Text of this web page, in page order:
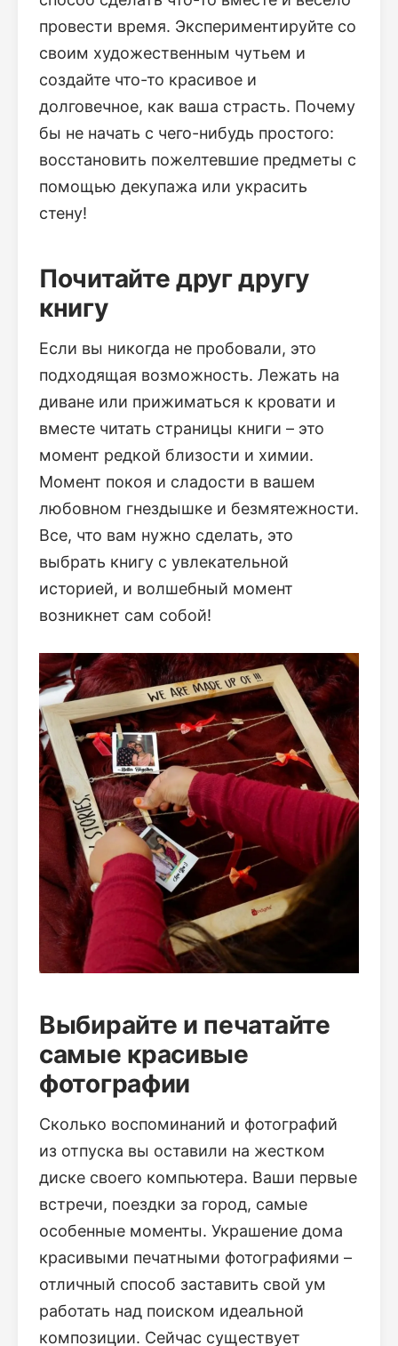
провести время. Экспериментируйте со
своим художественным чутьем и
создайте что-то красивое и
долговечное, как ваша страсть. Почему
бы не начать с чего-нибудь простого:
восстановить пожелтевшие предметы с
помощью декупажа или украсить
стену!
Почитайте друг другу
книгу
Если вы никогда не пробовали, это
подходящая возможность. Лежать на
диване или прижиматься к кровати и
вместе читать страницы книги – это
момент редкой близости и химии.
Момент покоя и сладости в вашем
любовном гнездышке и безмятежности.
Все, что вам нужно сделать, это
выбрать книгу с увлекательной
историей, и волшебный момент
возникнет сам собой!
Выбирайте и печатайте
самые красивые
фотографии
Сколько воспоминаний и фотографий
из отпуска вы оставили на жестком
диске своего компьютера. Ваши первые
встречи, поездки за город, самые
особенные моменты. Украшение дома
красивыми печатными фотографиями –
отличный способ заставить свой ум
работать над поиском идеальной
композиции. Сейчас существует